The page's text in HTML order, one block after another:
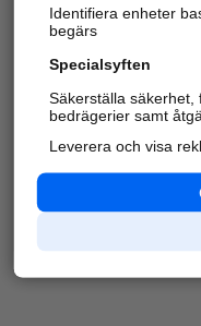
information
platser.
Identifiera enheter
begärs
Specialsyften
Säkerställa säkerhet,
bedrägerier samt
Leverera och visa